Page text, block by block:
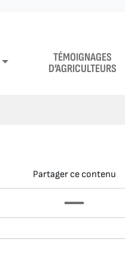
TÉMOIGNAGES
D’AGRICULTEURS
Partager ce contenu